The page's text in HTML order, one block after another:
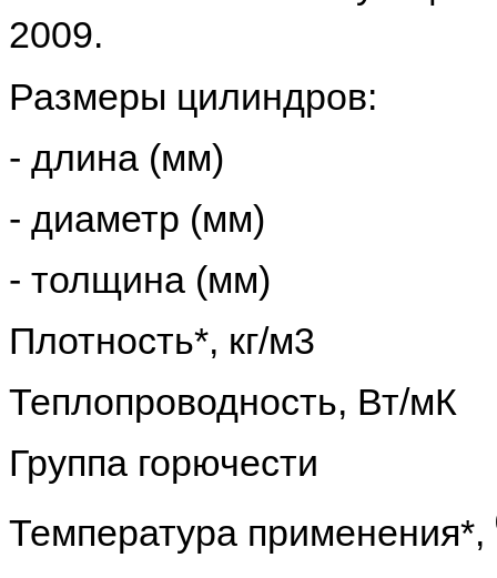
2009.
Размеры цилиндров:
- длина (мм) -
- диаметр (мм) - от
- толщина (мм) - от
Плотность*, кг/м3 -
Теплопроводность, Вт/
Группа горючести -
Температура применения*,